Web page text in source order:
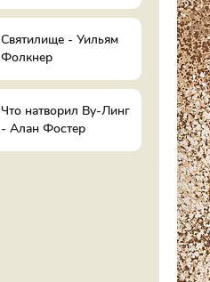
Святилище - Уильям
Фолкнер
Что натворил Ву-Линг
- Алан Фостер